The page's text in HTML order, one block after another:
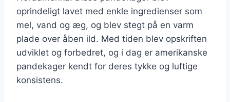
oprindeligt lavet med enkle ingredienser som
mel, vand og æg, og blev stegt på en varm
plade over åben ild. Med tiden blev opskriften
udviklet og forbedret, og i dag er amerikanske
pandekager kendt for deres tykke og luftige
konsistens.